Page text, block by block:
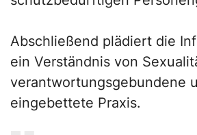
Abschließend plädiert die
ein Verständnis von
verantwortungsgebundene
eingebettete Praxis.